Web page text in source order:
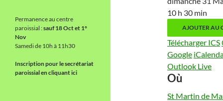
10 h 30 min
AJOUTER AU
Télécharger ICS
Google
Outlook Live
Où
St Martin de
Permanence au centre
paroissial :sauf 18 Oct et 1°
Nov
Samedi de 10h à 11h30
Inscription pour le secrétariat
paroissial en cliquant ici